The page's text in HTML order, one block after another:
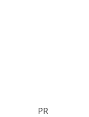
PR